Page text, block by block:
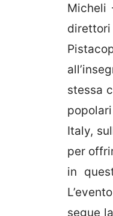
Micheli
direttori
stessa
Italy,
per
in
segue